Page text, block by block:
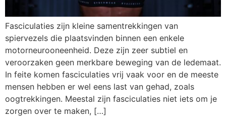
Fasciculaties zijn kleine samentrekkingen van
spiervezels die plaatsvinden binnen een enkele
motorneurooneenheid. Deze zijn zeer subtiel en
veroorzaken geen merkbare beweging van de ledemaat.
In feite komen fasciculaties vrij vaak voor en de meeste
mensen hebben er wel eens last van gehad, zoals
oogtrekkingen. Meestal zijn fasciculaties niet iets om je
zorgen over te maken, […]